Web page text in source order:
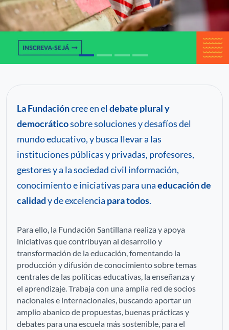
La Fundacióncree en eldebate plural y
democráticosobre soluciones y desafíos del
mundo educativo, y busca llevar a las
instituciones públicas y privadas, profesores,
gestores y a la sociedad civil información,
conocimiento e iniciativas para unaeducación de
calidady de excelencia para todos.
Para ello, la Fundación Santillana realiza y apoya
iniciativas que contribuyan al desarrollo y
transformación de la educación, fomentando la
producción y difusión de conocimiento sobre temas
centrales de las políticas educativas, la enseñanza y
el aprendizaje. Trabaja con una amplia red de socios
nacionales e internacionales, buscando aportar un
amplio abanico de propuestas, buenas prácticas y
debates para una escuela más sostenible, para el